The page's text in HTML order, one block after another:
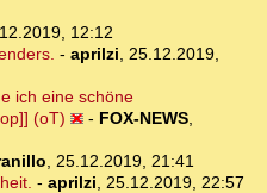
12:12
- aprilzi
25.12.2019,
ich eine schöne
(oT)
- FOX-NEWS
25.12.2019, 21:41
- aprilzi 25.12.2019, 22:57